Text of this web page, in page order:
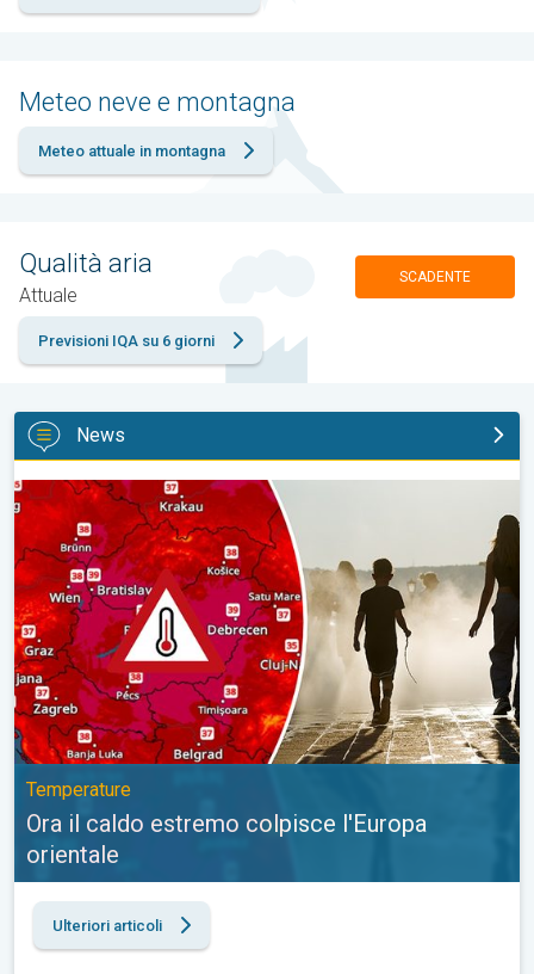
Meteo neve e montagna
Meteo attuale in montagna
Qualità aria
Attuale
SCADENTE
Previsioni IQA su 6 giorni
News
Ora il caldo estremo colpisce l'Europa orientale. Temperature. .
Temperature
Ora il caldo estremo colpisce l'Europa
orientale
Ulteriori articoli